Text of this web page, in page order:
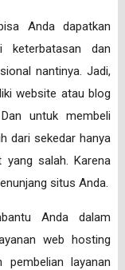
Anda dapatkan
keterbatasan dan
nantinya. Jadi,
website atau blog
untuk membeli
dari sekedar hanya
yang salah. Karena
situs Anda.
Anda dalam
web hosting
pembelian layanan